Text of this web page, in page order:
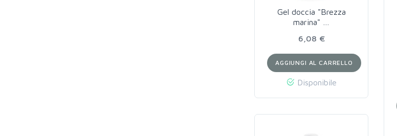
Gel doccia "Brezza
marina" …
6,08 €
AGGIUNGI AL CARRELLO
Disponibile